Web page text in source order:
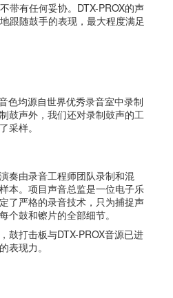
带有任何妥协。DTX-PROX的声
跟随鼓手的表现，最大程度满足
色均源自世界优秀录音室中录制
鼓声外，我们还对录制鼓声的工
采样。
奏由录音工程师团队录制和混
本。项目声音总监是一位电子乐
了严格的录音技术，只为捕捉声
个鼓和镲片的全部细节。
鼓打击板与DTX-PROX音源已进
表现力。